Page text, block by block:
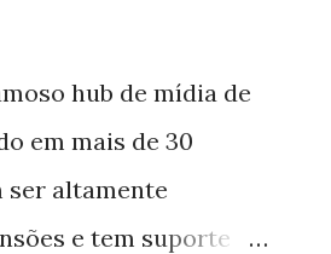
em utilitários de
por AVL-MXE e
com
Jeremy Jongepier;
adicionado
hub de mídia de
em mais de 30
ser altamente
e tem suporte